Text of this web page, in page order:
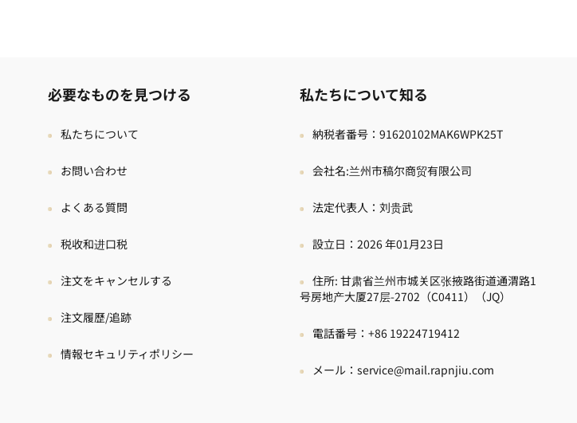
必要なものを見つける
私たちについて
お問い合わせ
よくある質問
税收和进口税
注文をキャンセルする
注文履歷/追跡
情報セキュリティポリシー
私たちについて知る
納税者番号：91620102MAK6WPK25T
会社名:兰州市稿尔商贸有限公司
法定代表人：刘贵武
設立日：2026 年01月23日
住所: 甘肃省兰州市城关区张掖路街道通渭路1
号房地产大厦27层-2702（C0411）（JQ）
電話番号：+86 19224719412
メール：service@mail.rapnjiu.com